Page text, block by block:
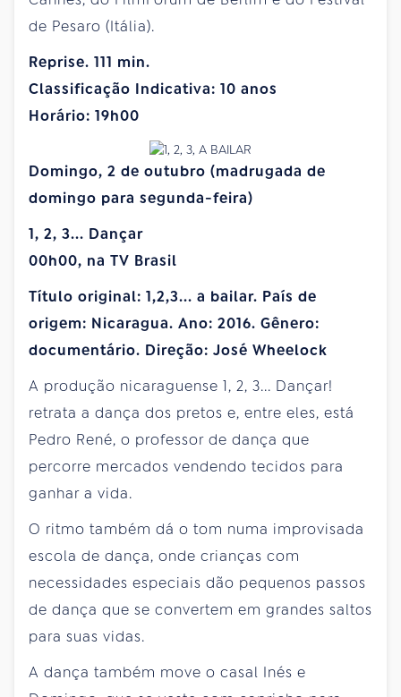
de Pesaro (Itália).
Reprise. 111 min.
Classificação Indicativa: 10 anos
Horário: 19h00
Domingo, 2 de outubro (madrugada de
domingo para segunda-feira)
1, 2, 3... Dançar
00h00, na TV Brasil
Título original: 1,2,3... a bailar. País de
origem: Nicaragua. Ano: 2016. Gênero:
documentário. Direção: José Wheelock
A produção nicaraguense 1, 2, 3... Dançar!
retrata a dança dos pretos e, entre eles, está
Pedro René, o professor de dança que
percorre mercados vendendo tecidos para
ganhar a vida.
O ritmo também dá o tom numa improvisada
escola de dança, onde crianças com
necessidades especiais dão pequenos passos
de dança que se convertem em grandes saltos
para suas vidas.
A dança também move o casal Inés e